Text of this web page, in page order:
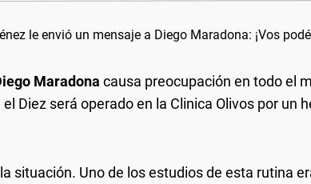
Maradona causa preocupación en todo el
Diez será operado en la Clinica Olivos por un
situación. Uno de los estudios de esta rutina